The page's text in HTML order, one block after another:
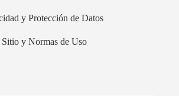
y Protección de Datos
y Normas de Uso